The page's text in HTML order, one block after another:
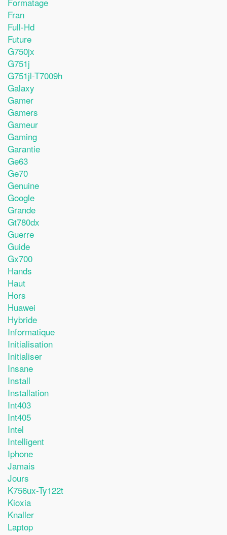
Fran
Full-Hd
Future
G750jx
G751j
G751jl-T7009h
Galaxy
Gamer
Gamers
Gameur
Gaming
Garantie
Ge63
Ge70
Genuine
Google
Grande
Gt780dx
Guerre
Guide
Gx700
Hands
Haut
Hors
Huawei
Hybride
Informatique
Initialisation
Initialiser
Insane
Install
Installation
Int403
Int405
Intel
Intelligent
Iphone
Jamais
Jours
K756ux-Ty122t
Kioxia
Knaller
Laptop